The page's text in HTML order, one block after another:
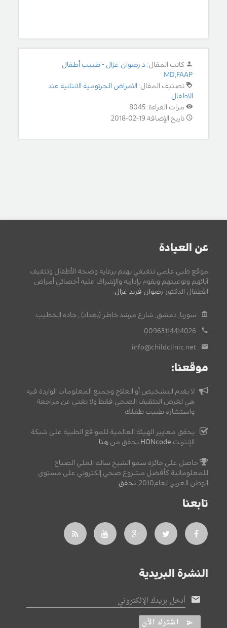
كاتب المقال: د.رضوان غزال - طبيب أطفال
MD,FAAP
تصنيف المقال: الامراض الجرثومية الانتانية عند
الاطفال
مرات القراءة: 8045
تاريخ الإضافة 19-02-2018
عن العيادة
موقع طبي علمي تثقيفي يهتم برعاية وصحة الأطفال وتثقيف
آبائهم وتوعيتهم ويقوم بإدارته والإشراف عليه أخصائي أمراض
الأطفال الدكتور رضوان فريد غزال
سوريا, دمشق, شارع مرشد خاطر (بغداد) , جادة الخطيب.
00963114414026
info@childclinic.net
موقعنا:
لا يقدم التشخيص أو العلاج وجميع المعلومات الواردة فيه
هي لغرض التثقيف الصحي فقط ولا تغني عن مراجعة
واستشارة طبيب طفلك.
يحقق معايير الهيئة العالمية للمواقع الطبية على شبكة
الإنترنت HONcode تحقق من هنا
حاصل على جائزة سمو الشيخ سالم العلي الصباح
للمعلوماتية كأفضل مشروع صحي إلكتروني على مستوى
الوطن العربي لعام2010,
تحقق
تابعنا
النشرة البريدية
أدخل بريدك الإلكتروني
اشترك الآن